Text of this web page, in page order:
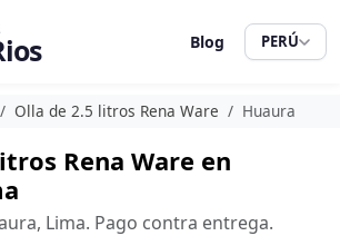
Blog PERÚ
Olla de 2.5 litros Rena Ware Huaura
Rena Ware en
Lima. Pago contra entrega.